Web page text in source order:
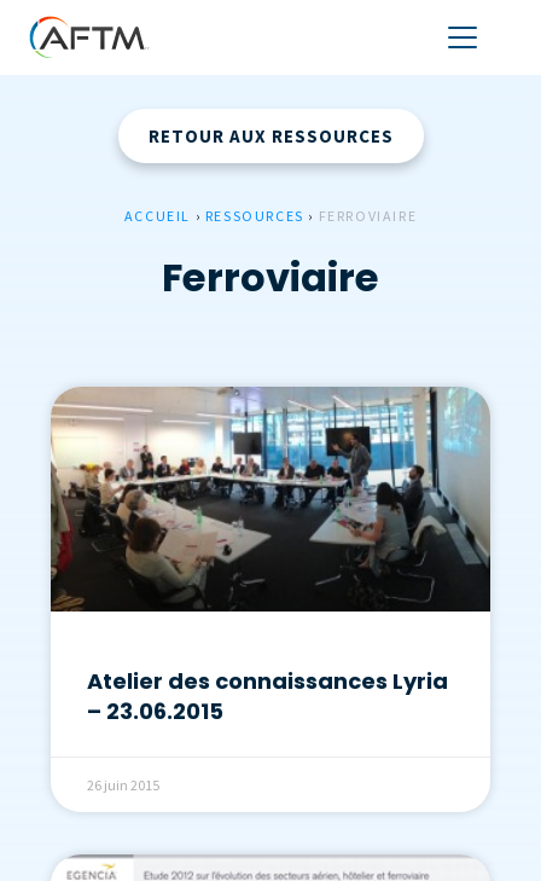
RETOUR AUX RESSOURCES
ACCUEIL › RESSOURCES › FERROVIAIRE
Ferroviaire
Atelier des connaissances Lyria
– 23.06.2015
26 juin 2015